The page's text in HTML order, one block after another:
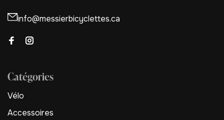
info@messierbicyclettes.ca
Catégories
Vélo
Accessoires